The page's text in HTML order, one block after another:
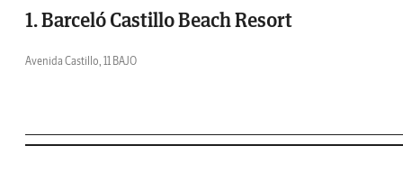
1. Barceló Castillo Beach Resort
Avenida Castillo, 11 BAJO